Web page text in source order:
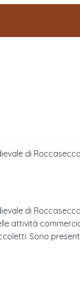
di
di
attività
Sono